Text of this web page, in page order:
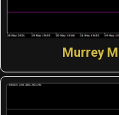
Murrey